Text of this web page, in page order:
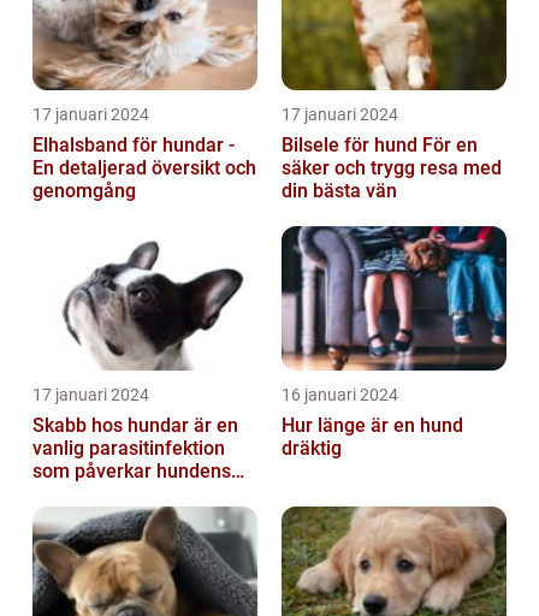
17 januari 2024
Elhalsband för hundar -
En detaljerad översikt och
genomgång
17 januari 2024
Bilsele för hund För en
säker och trygg resa med
din bästa vän
17 januari 2024
Skabb hos hundar är en
vanlig parasitinfektion
som påverkar hundens
16 januari 2024
Hur länge är en hund
dräktig